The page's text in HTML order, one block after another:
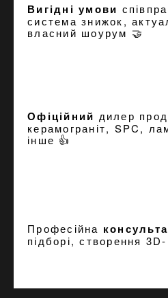
Вигідні умови
система знижок,
власний шоурум 🤝
Офіційний дилер
керамограніт, SPC,
інше 👍
Професійна
підборі, створення 3D-